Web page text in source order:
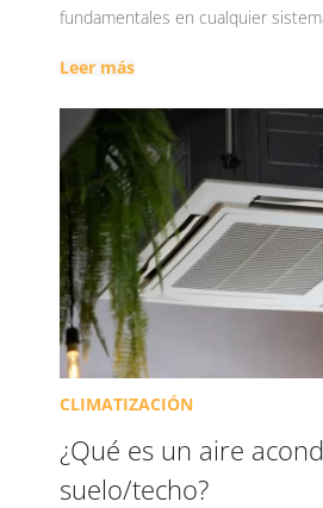
fundamentales en cualquier
Leer más
CLIMATIZACIÓN
¿Qué es un aire
suelo/techo?